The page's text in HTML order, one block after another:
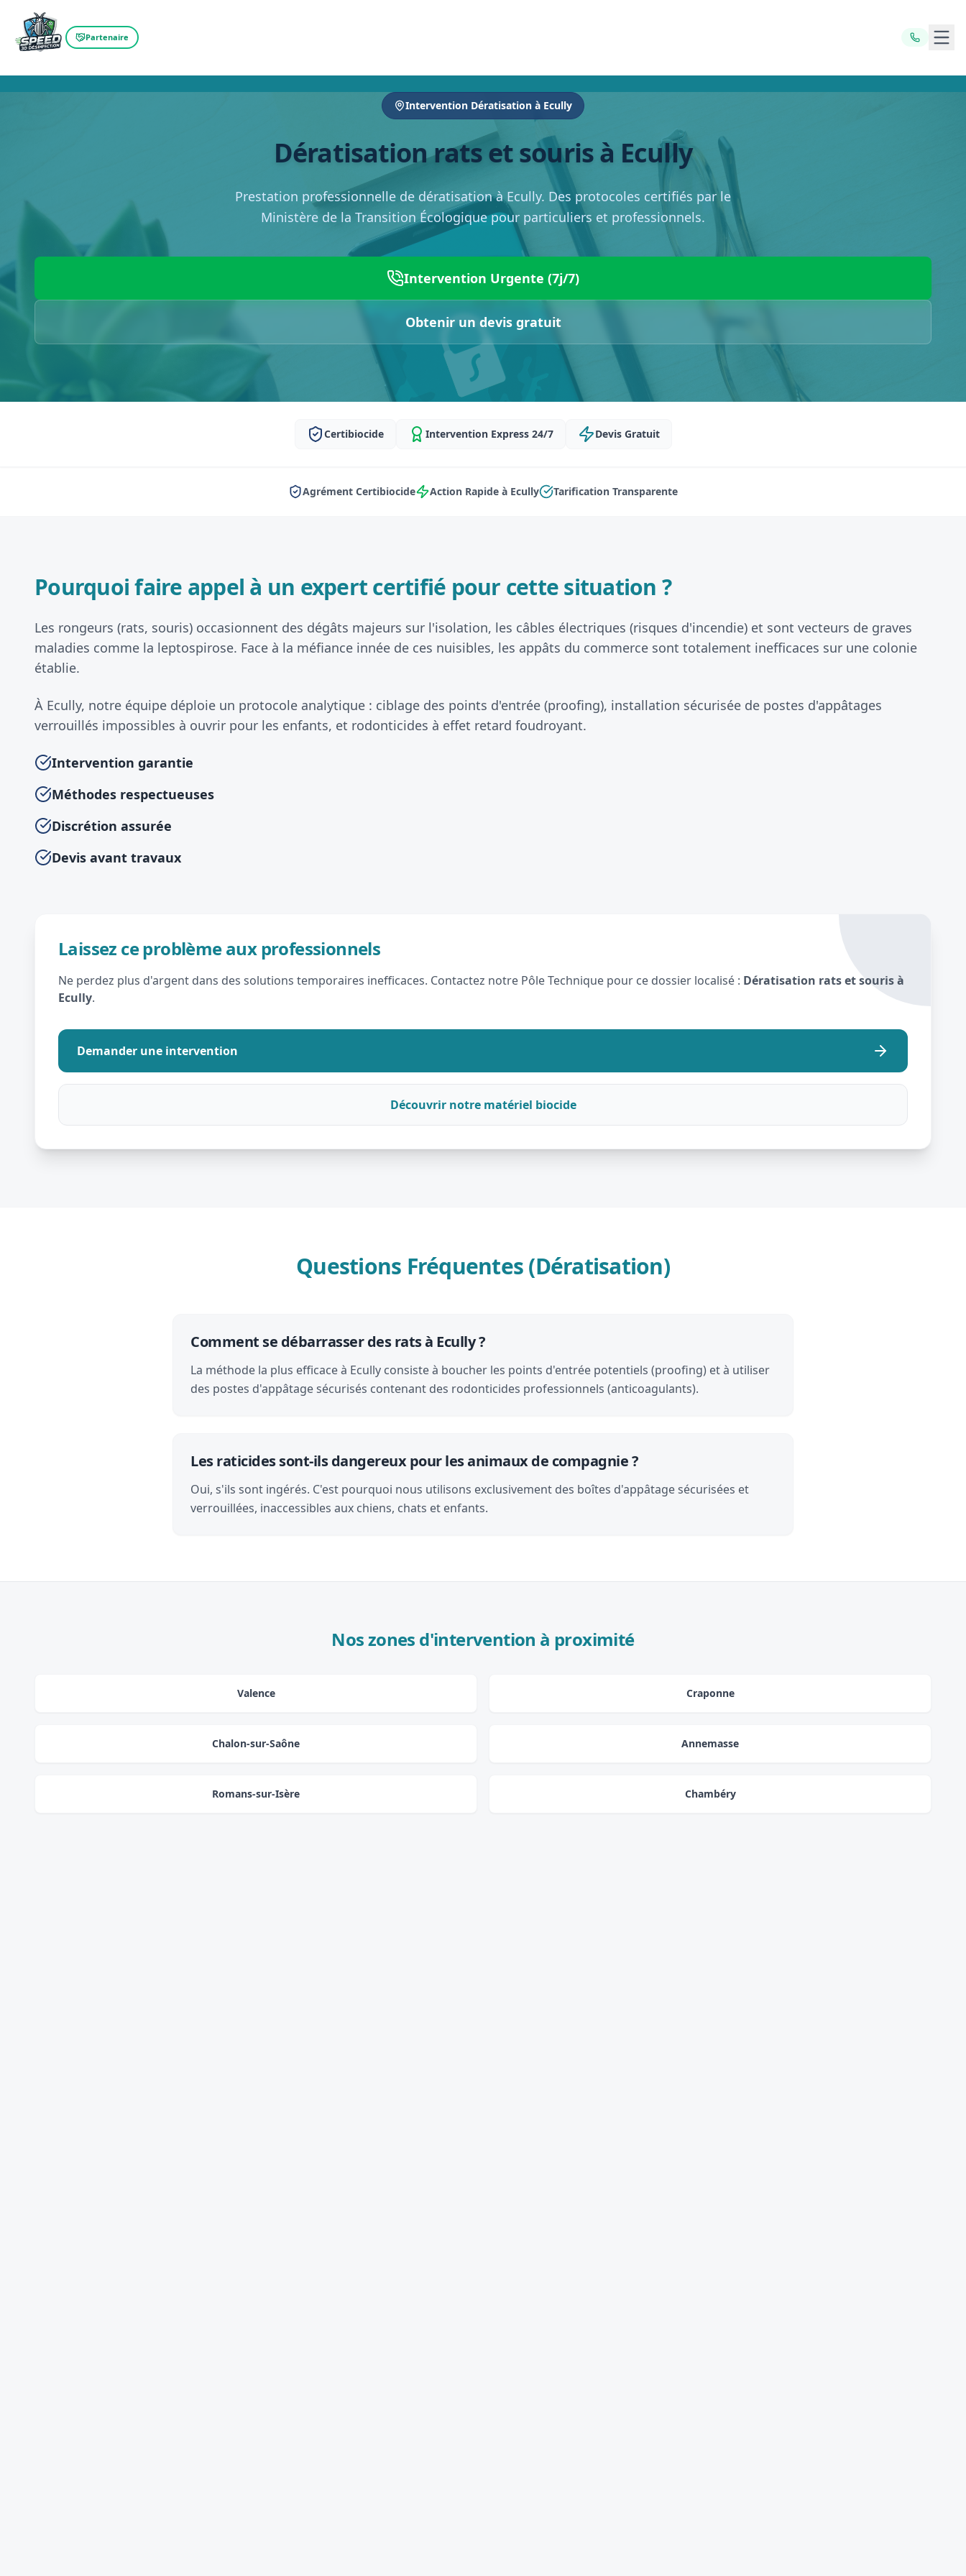
Partenaire
Intervention Dératisation à Ecully
Dératisation rats et souris à Ecully
Prestation professionnelle de dératisation à Ecully. Des protocoles certifiés par le
Ministère de la Transition Écologique pour particuliers et professionnels.
Intervention Urgente (7j/7)
Obtenir un devis gratuit
Certibiocide Intervention Express 24/7 Devis Gratuit
Agrément Certibiocide Action Rapide à Ecully Tarification Transparente
Pourquoi faire appel à un expert certifié pour cette situation ?
Les rongeurs (rats, souris) occasionnent des dégâts majeurs sur l'isolation, les câbles électriques (risques d'incendie) et sont vecteurs de graves
maladies comme la leptospirose. Face à la méfiance innée de ces nuisibles, les appâts du commerce sont totalement inefficaces sur une colonie
établie.
À Ecully, notre équipe déploie un protocole analytique : ciblage des points d'entrée (proofing), installation sécurisée de postes d'appâtages
verrouillés impossibles à ouvrir pour les enfants, et rodonticides à effet retard foudroyant.
Intervention garantie
Méthodes respectueuses
Discrétion assurée
Devis avant travaux
Laissez ce problème aux professionnels
Ne perdez plus d'argent dans des solutions temporaires inefficaces. Contactez notre Pôle Technique pour ce dossier localisé : Dératisation rats et souris à
Ecully.
Demander une intervention
Découvrir notre matériel biocide
Questions Fréquentes (Dératisation)
Comment se débarrasser des rats à Ecully ?
La méthode la plus efficace à Ecully consiste à boucher les points d'entrée potentiels (proofing) et à utiliser
des postes d'appâtage sécurisés contenant des rodonticides professionnels (anticoagulants).
Les raticides sont-ils dangereux pour les animaux de compagnie ?
Oui, s'ils sont ingérés. C'est pourquoi nous utilisons exclusivement des boîtes d'appâtage sécurisées et
verrouillées, inaccessibles aux chiens, chats et enfants.
Nos zones d'intervention à proximité
Valence Craponne
Chalon-sur-Saône Annemasse
Romans-sur-Isère Chambéry